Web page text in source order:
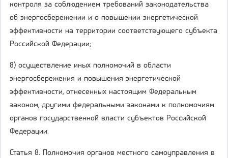
контроля за соблюдением требований законодательства
об энергосбережении и о повышении энергетической
эффективности на территории соответствующего субъекта
Российской Федерации;
8) осуществление иных полномочий в области
энергосбережения и повышения энергетической
эффективности, отнесенных настоящим Федеральным
законом, другими федеральными законами к полномочиям
органов государственной власти субъектов Российской
Федерации.
Статья 8. Полномочия органов местного самоуправления в